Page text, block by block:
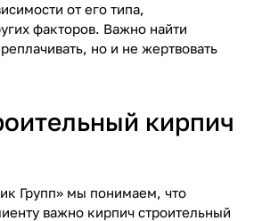
от его типа,
факторов. Важно найти
но и не жертвовать
кирпич
Групп» мы понимаем, что
важно кирпич строительный